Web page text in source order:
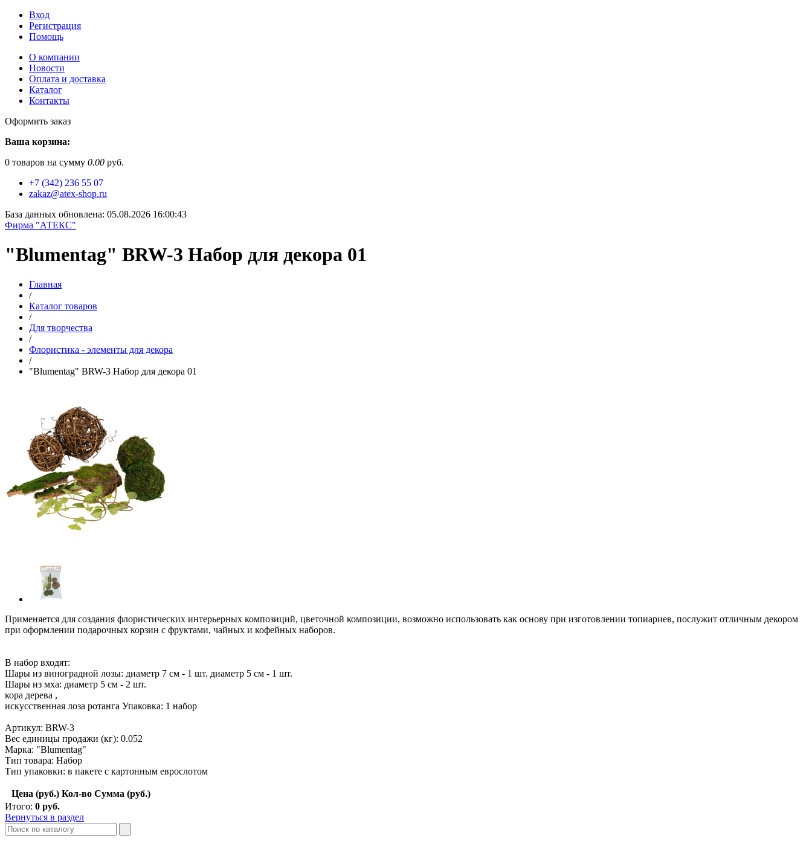
Вход
Регистрация
Помощь
О компании
Новости
Оплата и доставка
Каталог
Контакты
Оформить заказ
Ваша корзина:
0 товаров на сумму 0.00 руб.
+7 (342) 236 55 07
zakaz@atex-shop.ru
База данных обновлена: 05.08.2026 16:00:43
Фирма "АТЕКС"
"Blumentag" BRW-3 Набор для декора 01
Главная
/
Каталог товаров
/
Для творчества
/
Флористика - элементы для декора
/
"Blumentag" BRW-3 Набор для декора 01
Применяется для создания флористических интерьерных композиций, цветочной композиции, возможно использовать как основу при изготовлении топиариев, послужит отличным декором
при оформлении подарочных корзин с фруктами, чайных и кофейных наборов.
В набор входят:
Шары из виноградной лозы: диаметр 7 см - 1 шт. диаметр 5 см - 1 шт.
Шары из мха: диаметр 5 см - 2 шт.
кора дерева ,
искусственная лоза ротанга Упаковка: 1 набор
Артикул: BRW-3
Вес единицы продажи (кг): 0.052
Марка: "Blumentag"
Тип товара: Набор
Тип упаковки: в пакете с картонным еврослотом
Цена (руб.) Кол-во Сумма (руб.)
Итого: 0 руб.
Вернуться в раздел